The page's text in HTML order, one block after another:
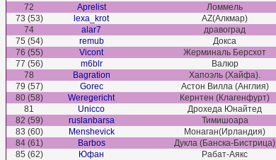
72
Aprelist Ломмель
73 (53)
lexa_krot AZ(Алкмар)
74
alar7 дравоград
75 (54)
remub Докса
76 (55)
Vicont Жерминаль Берсхот
77 (56)
m6blr Валюр
78
Bagration Хапоэль (Хайфа).
79 (57)
Gorec Астон Вилла (Англия)
80 (58)
Weregericht Кернтен (Клагенфурт)
81
Unicco Дрохеда Юнайтед
82 (59)
ruslanbarsa Тимишоара
83 (60)
Menshevick Монаган(Ирландия)
84 (61)
Barbos Дукла (Банска-Бистрица)
85 (62)
Юфан Рабат-Аякс